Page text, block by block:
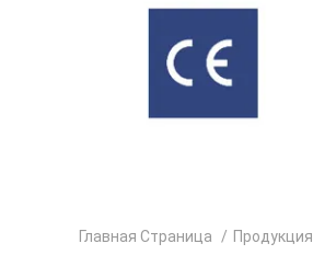
Главная Страница / Продукция